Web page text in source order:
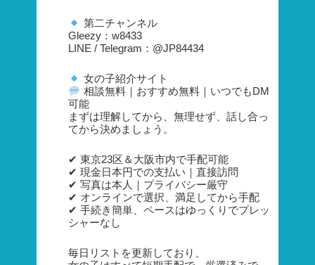
第二チャンネル
Gleezy：w8433
LINE / Telegram：@JP84434
女の子紹介サイト
相談無料｜おすすめ無料｜いつでもDM
可能
まずは理解してから、無理せず、話し合っ
てから決めましょう。
✔ 東京23区＆大阪市内で手配可能
✔ 現金日本円での支払い｜直接訪問
✔ 写真は本人｜プライバシー厳守
✔ オンラインで選択、満足してから手配
✔ 手続き簡単、ペースはゆっくりでプレッ
シャーなし
毎日リストを更新しており、